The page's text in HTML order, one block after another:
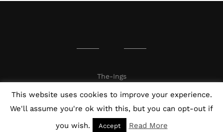
The-Ings
This website uses cookies to improve your experience.
We'll assume you're ok with this, but you can opt-out if
you wish.
Accept Read More